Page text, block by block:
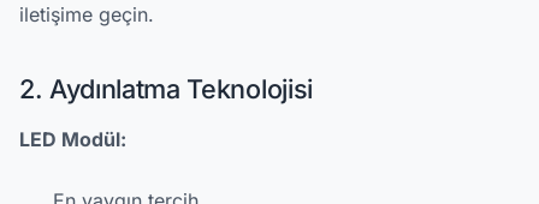
iletişime geçin.
2. Aydınlatma Teknolojisi
LED Modül: